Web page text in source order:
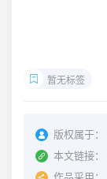
暂无标签
版权属于：
本文链接：